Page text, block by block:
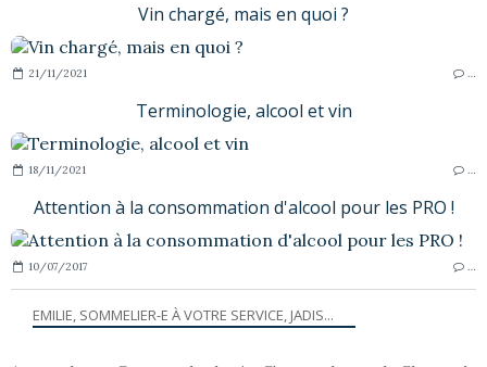
Vin chargé, mais en quoi ?
21/11/2021
Terminologie, alcool et vin
18/11/2021
Attention à la consommation d'alcool pour les PRO !
10/07/2017
EMILIE, SOMMELIER-E À VOTRE SERVICE, JADIS...